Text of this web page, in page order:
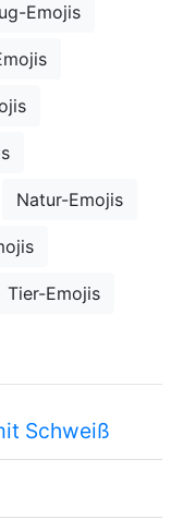
Emojis
Natur-Emojis
Tier-Emojis
Schweiß